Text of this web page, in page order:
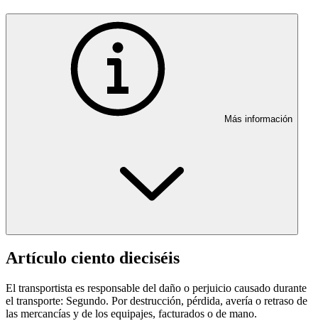
Más información
Artículo ciento dieciséis
El transportista es responsable del daño o perjuicio causado durante
el transporte: Segundo. Por destrucción, pérdida, avería o retraso de
las mercancías y de los equipajes, facturados o de mano.